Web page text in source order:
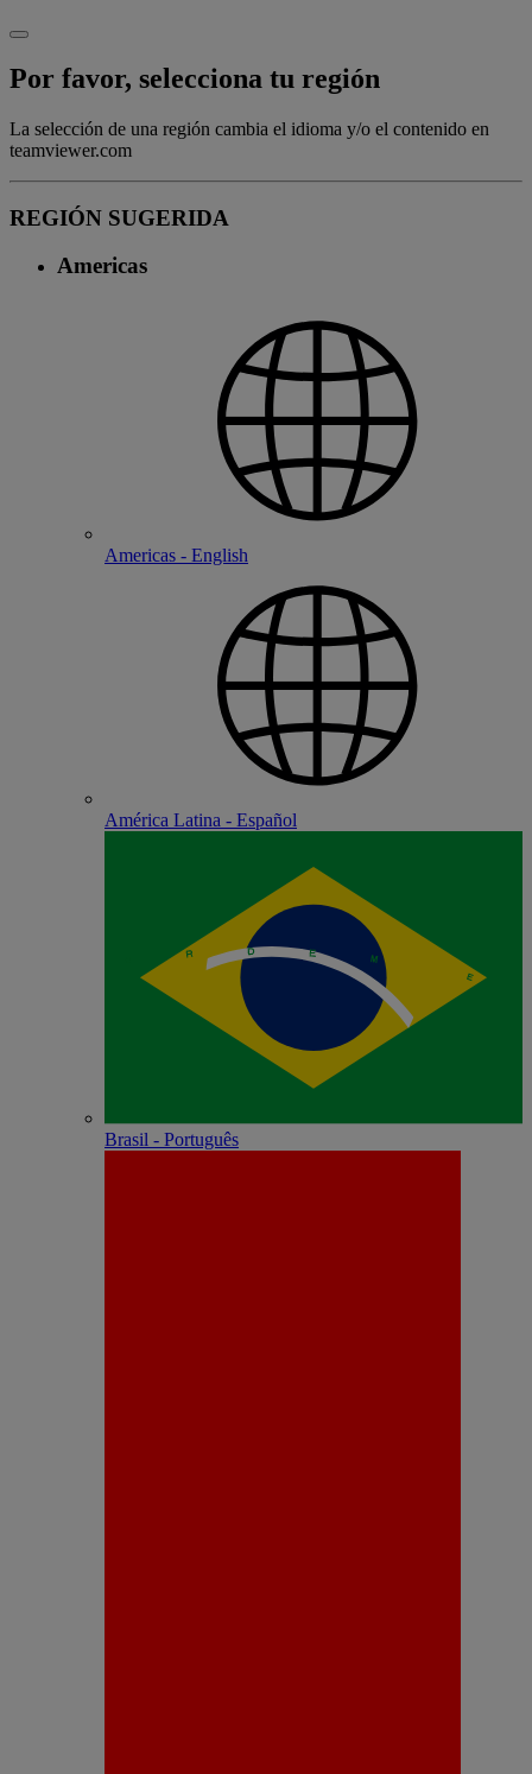
Por favor, selecciona tu región
La selección de una región cambia el idioma y/o el contenido en
teamviewer.com
REGIÓN SUGERIDA
Americas
Americas - English
América Latina - Español
Brasil - Português